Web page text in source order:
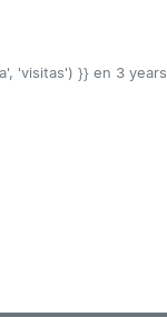
'visitas') }} en 3 years